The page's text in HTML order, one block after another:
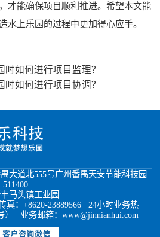
才能确保项目顺利推进。希望本文能
水上乐园的过程中更加得心应手。
时如何进行项目监理？
时如何进行项目协调？
大道北555号广州番禺天安节能科技园
马头镇工业园
真：+8620-23889566 24小时业务热
） 业务邮箱：www@jinnianhui.com